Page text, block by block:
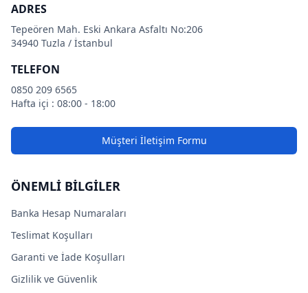
ADRES
Tepeören Mah. Eski Ankara Asfaltı No:206
34940 Tuzla / İstanbul
TELEFON
0850 209 6565
Hafta içi : 08:00 - 18:00
Müşteri İletişim Formu
ÖNEMLİ BİLGİLER
Banka Hesap Numaraları
Teslimat Koşulları
Garanti ve İade Koşulları
Gizlilik ve Güvenlik